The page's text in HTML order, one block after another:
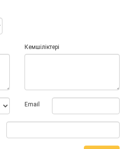
Кемшіліктері
Email